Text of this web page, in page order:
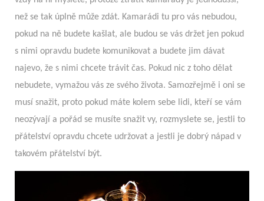
než se tak úplně může zdát. Kamarádi tu pro vás nebudou,
pokud na ně budete kašlat, ale budou se vás držet jen pokud
s nimi opravdu budete komunikovat a budete jim dávat
najevo, že s nimi chcete trávit čas. Pokud nic z toho dělat
nebudete, vymažou vás ze svého života. Samozřejmě i oni se
musí snažit, proto pokud máte kolem sebe lidi, kteří se vám
neozývají a pořád se musíte snažit vy, rozmyslete se, jestli to
přátelství opravdu chcete udržovat a jestli je dobrý nápad v
takovém přátelství být.